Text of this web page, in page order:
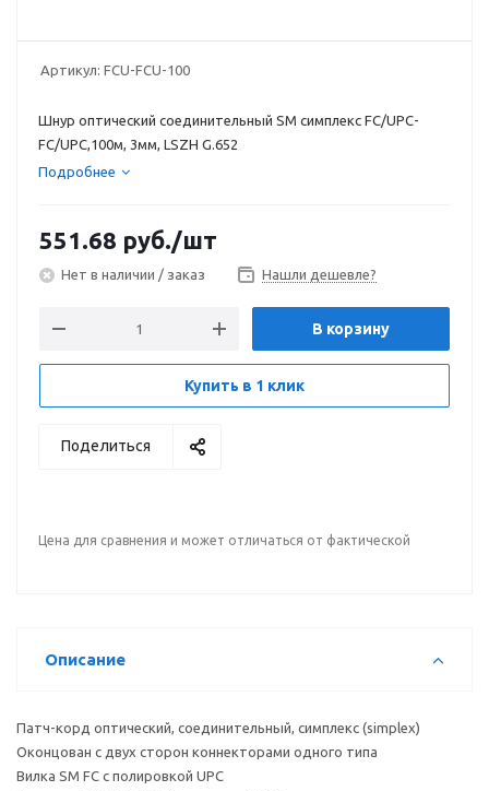
Артикул: FCU-FCU-100
Шнур оптический соединительный SM симплекс FC/UPC-
FC/UPC,100м, 3мм, LSZH G.652
Подробнее
551.68 руб./шт
Нет в наличии / заказ Нашли дешевле?
В корзину
Купить в 1 клик
Поделиться
Цена для сравнения и может отличаться от фактической
Описание
Патч-корд оптический, соединительный, симплекс (simplex)
Оконцован с двух сторон коннекторами одного типа
Вилка SM FC с полировкой UPC